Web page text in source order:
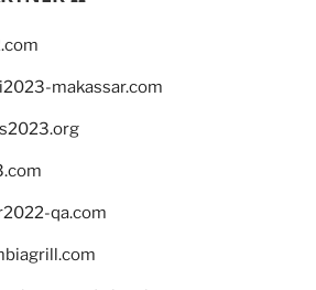
makassar.com
qa.com